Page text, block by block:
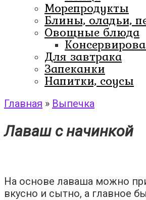
Морепродукты
Блины, оладьи,
Овощные блюда
Для завтрака
Запеканки
Напитки, соусы
Главная » Выпечка
Лаваш с начинкой
На основе лаваша можно
вкусно и сытно, а главное